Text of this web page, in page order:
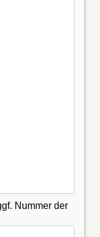
Nummer der